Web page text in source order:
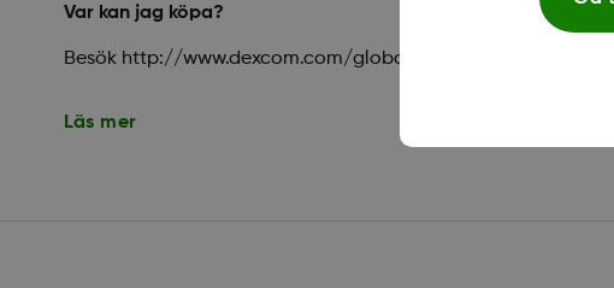
Var kan jag köpa?
Besök http://www.dexcom.com/global för mer information.
Läs mer